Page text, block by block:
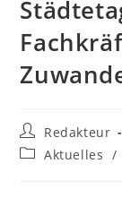
Beitrags-
Autor:
Redakteur
Beitrags-
Aktuelles /